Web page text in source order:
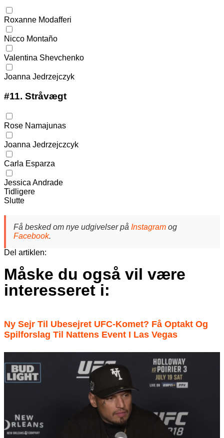
Roxanne Modafferi
Nicco Montaño
Valentina Shevchenko
Joanna Jedrzejczyk
#11. Stråvægt
Rose Namajunas
Joanna Jedrzejczcyk
Carla Esparza
Jessica Andrade
Tidligere
Slutte
Få besked om nye udgivelser på Instagram og
Facebook.
Del artiklen:
Måske du også vil være
interesseret i:
Ny Sejr Til Ubesejret UFC-Komet? Få Optakt Og
Spilforslag Til Nattens Event I Las Vegas